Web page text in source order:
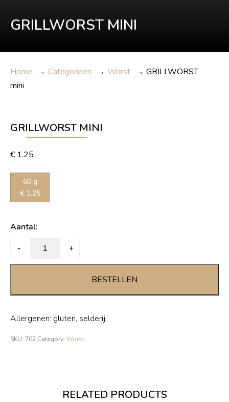
GRILLWORST MINI
Home → Categorieën → Worst → GRILLWORST
mini
GRILLWORST MINI
€ 1.25
60 g
€ 1.25
Aantal:
-
GRILLWORST
+
BESTELLEN
Allergenen: gluten, selderij
SKU: 702 Category: Worst
RELATED PRODUCTS